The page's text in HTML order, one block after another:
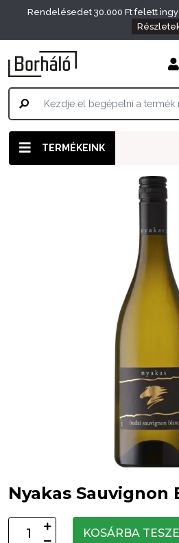
Rendelésedet 30.000 Ft felett
TERMÉKEINK
Nyakas Sauvignon
KOSÁRBA